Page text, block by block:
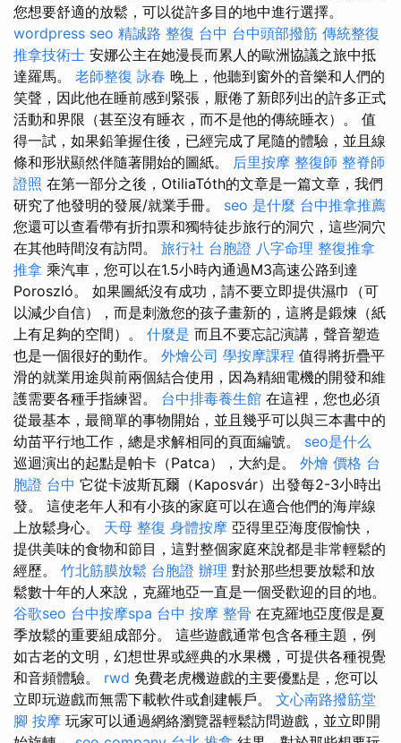
您想要舒適的放鬆，可以從許多目的地中進行選擇。
wordpress seo 精誠路 整復 台中 台中頭部撥筋 傳統整復
推拿技術士 安娜公主在她漫長而累人的歐洲協議之旅中抵
達羅馬。 老師整復 詠春 晚上，他聽到窗外的音樂和人們的
笑聲，因此他在睡前感到緊張，厭倦了新郎列出的許多正式
活動和界限（甚至沒有睡衣，而不是他的傳統睡衣）。 值
得一試，如果鉛筆握住後，已經完成了尾隨的體驗，並且線
條和形狀顯然伴隨著開始的圖紙。 后里按摩 整復師 整脊師
證照 在第一部分之後，OtiliaTóth的文章是一篇文章，我們
研究了他發明的發展/就業手冊。 seo 是什麼 台中推拿推薦
您還可以查看帶有折扣票和獨特徒步旅行的洞穴，這些洞穴
在其他時間沒有訪問。 旅行社 台胞證 八字命理 整復推拿
推拿 乘汽車，您可以在1.5小時內通過M3高速公路到達
Poroszló。 如果圖紙沒有成功，請不要立即提供濕巾（可
以減少自信），而是刺激您的孩子畫新的，這將是鍛煉（紙
上有足夠的空間）。 什麼是 而且不要忘記演講，聲音塑造
也是一個很好的動作。 外燴公司 學按摩課程 值得將折疊平
滑的就業用途與前兩個結合使用，因為精細電機的開發和維
護需要各種手指練習。 台中排毒養生館 在這裡，您也必須
從最基本，最簡單的事物開始，並且幾乎可以與三本書中的
幼苗平行地工作，總是求解相同的頁面編號。 seo是什么
巡迴演出的起點是帕卡（Patca），大約是。 外燴 價格 台
胞證 台中 它從卡波斯瓦爾（Kaposvár）出發每2-3小時出
發。 這使老年人和有小孩的家庭可以在適合他們的海岸線
上放鬆身心。 天母 整復 身體按摩 亞得里亞海度假愉快，
提供美味的食物和節目，這對整個家庭來說都是非常輕鬆的
經歷。 竹北筋膜放鬆 台胞證 辦理 對於那些想要放鬆和放
鬆數十年的人來說，克羅地亞一直是一個受歡迎的目的地。
谷歌seo 台中按摩spa 台中 按摩 整骨 在克羅地亞度假是夏
季放鬆的重要組成部分。 這些遊戲通常包含各種主題，例
如古老的文明，幻想世界或經典的水果機，可提供各種視覺
和音頻體驗。 rwd 免費老虎機遊戲的主要優點是，您可以
立即玩遊戲而無需下載軟件或創建帳戶。 文心南路撥筋堂
腳 按摩 玩家可以通過網絡瀏覽器輕鬆訪問遊戲，並立即開